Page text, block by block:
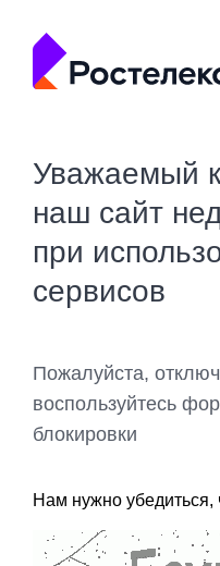
Уважаемый
наш сайт
при
сервисов
Пожалуйста,
воспользуйтесь
блокировки
Нам нужно убедиться,